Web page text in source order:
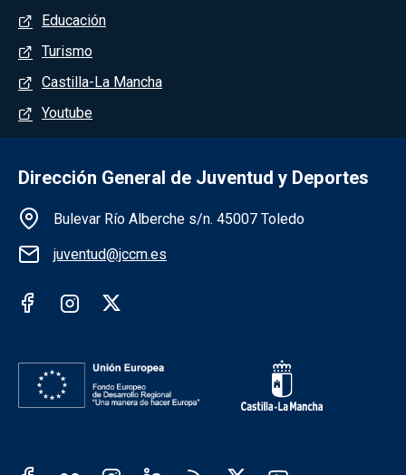
Educación
Turismo
Castilla-La Mancha
Youtube
Dirección General de Juventud y Deportes
Información de la institución
Bulevar Río Alberche s/n. 45007 Toledo
juventud@jccm.es
Redes sociales institución